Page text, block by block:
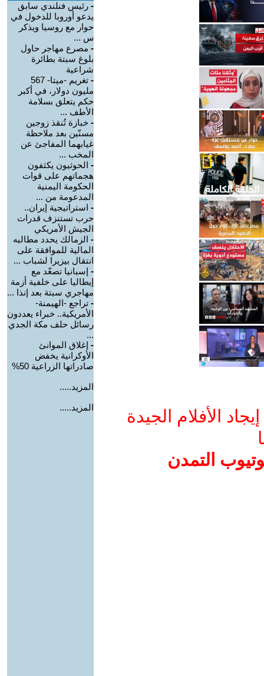
الأفلام الجيدة
التمدن
- رئيس فنلندي سابق
يدعو أوروبا للدخول في
حوار مع روسيا ويذكر
س ...
- مصرع مهاجر حاول
بلوغ سبتة بطائرة
شراعية
-
تغريم -ميتا- 567
مليون دولار، في أكبر
حكم يتعلق بسلامة
الأطف ...
- خبازة تُنقذ زوجين
مسنّين بعد ملاحظة
غيابهما المفاجئ عن
المخب ...
- الحوثيون يكثفون
هجماتهم على قوات
الحكومة اليمنية
المدعومة من ...
- استراتيجية إيران..
حرب تستنزف قدرات
الجيش الأمريكي
- الزمالك يحدد مطالبه
المالية للموافقة على
انتقال بيزيرا لشباب ...
- إسبانيا تصعّد مع
إيطاليا على خلفية أزمة
مهاجري سبتة بعد إنذا ...
- تراجع -الهيمنة-
الأمريكية.. خبراء يعددون
رسائل حلف مكة الجدي
...
- إغلاق الموانئ
الأوكرانية يخفض
صادراتها الزراعية 50%
المزيد.....
المزيد.....